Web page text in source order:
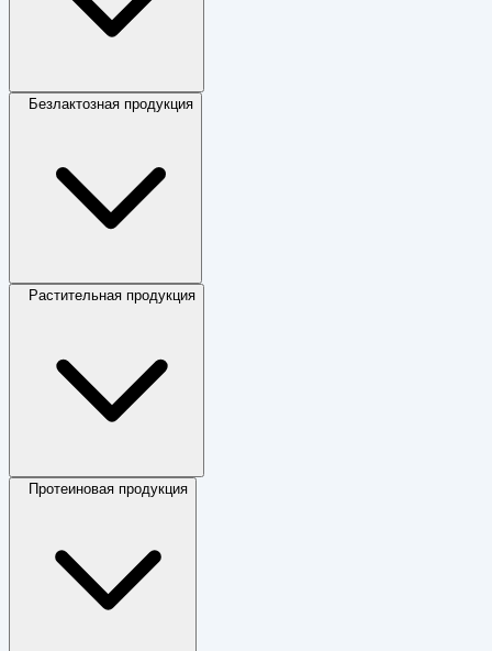
Безлактозная продукция
Растительная продукция
Протеиновая продукция